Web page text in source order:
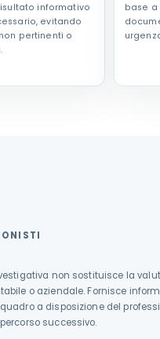
informativo
evitando
pertinenti o
base a
non sostituisce la
o aziendale. Fornisce
a disposizione del
successivo.